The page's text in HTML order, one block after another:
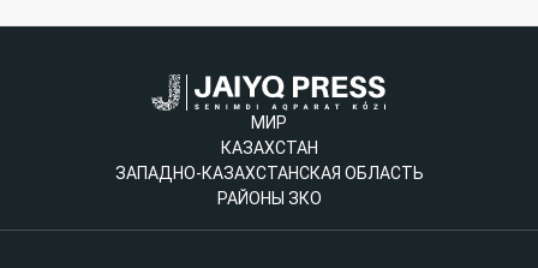
МИР
КАЗАХСТАН
ЗАПАДНО-КАЗАХСТАНСКАЯ ОБЛАСТЬ
РАЙОНЫ ЗКО